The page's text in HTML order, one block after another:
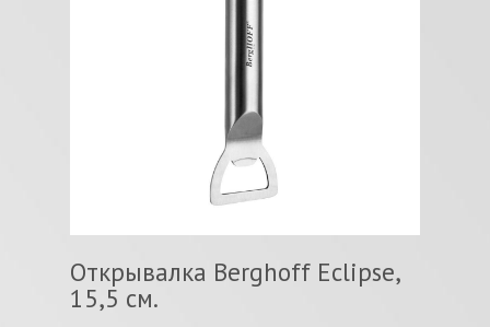
Открывалка Berghoff Eclipse,
15,5 см.